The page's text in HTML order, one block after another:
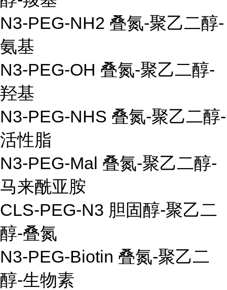
N3-PEG-NH2 叠氮-聚乙二醇-
氨基
N3-PEG-OH 叠氮-聚乙二醇-
羟基
N3-PEG-NHS 叠氮-聚乙二醇-
活性脂
N3-PEG-Mal 叠氮-聚乙二醇-
马来酰亚胺
CLS-PEG-N3 胆固醇-聚乙二
醇-叠氮
N3-PEG-Biotin 叠氮-聚乙二
醇-生物素